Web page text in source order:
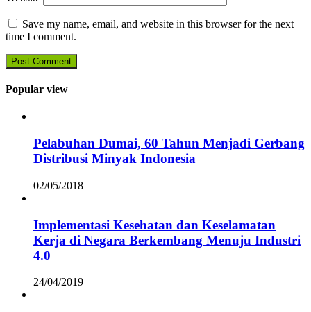
Save my name, email, and website in this browser for the next
time I comment.
Popular view
Pelabuhan Dumai, 60 Tahun Menjadi Gerbang
Distribusi Minyak Indonesia
02/05/2018
Implementasi Kesehatan dan Keselamatan
Kerja di Negara Berkembang Menuju Industri
4.0
24/04/2019